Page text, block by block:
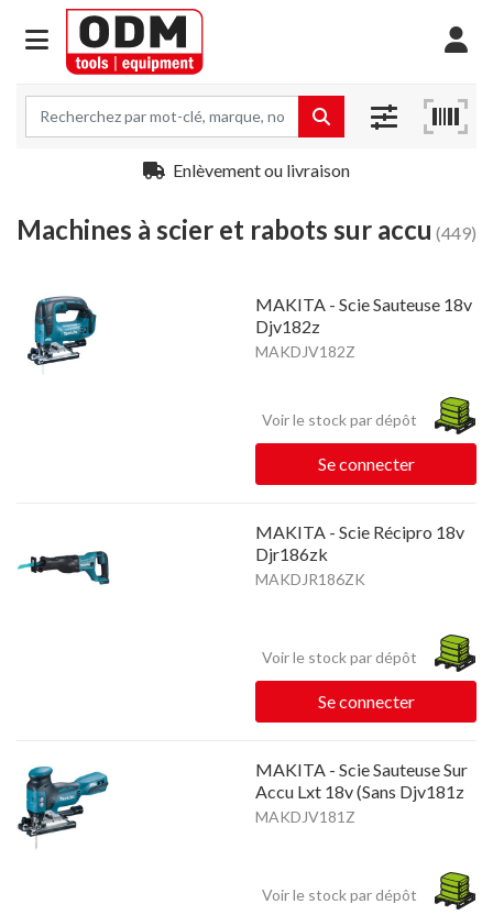
Enlèvement ou livraison
Machines à scier et rabots sur accu (449)
MAKITA - Scie Sauteuse 18v
Djv182z
MAKDJV182Z
Voir le stock par dépôt
Se connecter
MAKITA - Scie Récipro 18v
Djr186zk
MAKDJR186ZK
Voir le stock par dépôt
Se connecter
MAKITA - Scie Sauteuse Sur
Accu Lxt 18v (Sans Djv181z
MAKDJV181Z
Voir le stock par dépôt